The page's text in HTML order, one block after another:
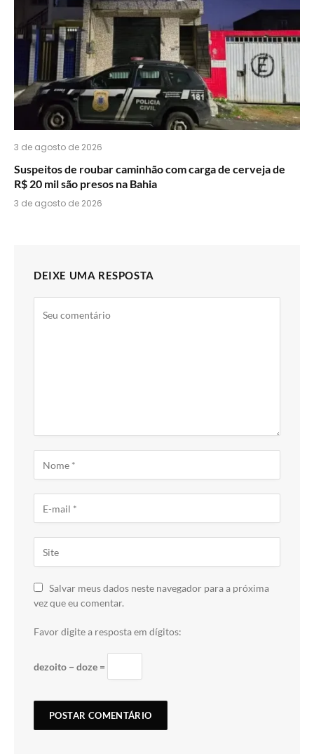
3 de agosto de 2026
Suspeitos de roubar caminhão com carga de cerveja de
R$ 20 mil são presos na Bahia
3 de agosto de 2026
DEIXE UMA RESPOSTA
Salvar meus dados neste navegador para a próxima
vez que eu comentar.
Favor digite a resposta em dígitos:
dezoito − doze =